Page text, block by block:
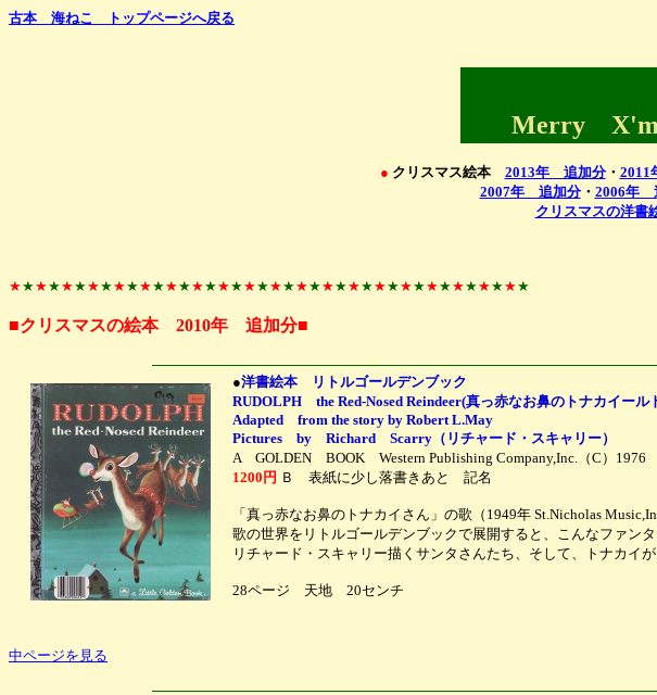
古本 海ねこ トップページへ戻る
Merry
● クリスマス絵本 2013年 追加分・
2007年 追加分・ 2006年
クリスマスの洋書
★★★★★★★★★★★★★★★★★★★★★★★★★★★★★★★★★★★★★★★★
■クリスマスの絵本 2010年 追加分■
●洋書絵本 リトルゴールデンブック
RUDOLPH the Red-Nosed Reindeer(真っ赤なお鼻のトナカイール
Adapted from the story by Robert L.May
Pictures by Richard Scarry（リチャード・スキャリー）
A GOLDEN BOOK Western Publishing Company,Inc.（C）
1200円 Ｂ 表紙に少し落書きあと 記名
「真っ赤なお鼻のトナカイさん」の歌（1949年 St.Nicholas
歌の世界をリトルゴールデンブックで展開すると、こんなファンタ
リチャード・スキャリー描くサンタさんたち、そして、トナカイが
28ページ 天地 20センチ
中ページを見る